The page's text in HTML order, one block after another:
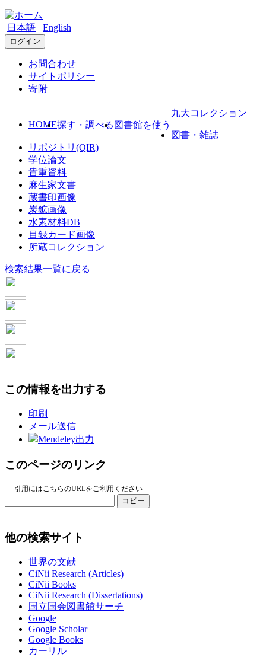
日本語 English
ログイン
お問合わせ
サイトポリシー
寄附
HOME探す・調べる 図書館を使う
九大コレクション
図書・雑誌
リポジトリ(QIR)
学位論文
貴重資料
麻生家文書
蔵書印画像
炭鉱画像
水素材料DB
目録カード画像
所蔵コレクション
検索結果一覧に戻る
この情報を出力する
印刷
メール送信
Mendeley出力
このページのリンク
引用にはこちらのURLをご利用ください
コピー
他の検索サイト
世界の文献
CiNii Research (Articles)
CiNii Books
CiNii Research (Dissertations)
国立国会図書館サーチ
Google
Google Scholar
Google Books
カーリル